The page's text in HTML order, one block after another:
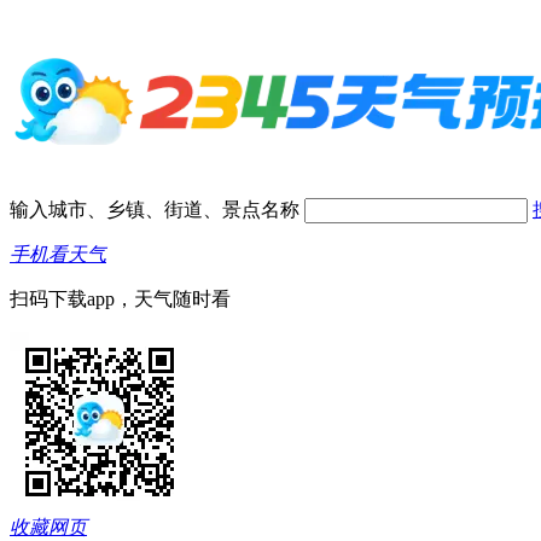
输入城市、乡镇、街道、景点名称
手机看天气
扫码下载app，天气随时看
收藏网页